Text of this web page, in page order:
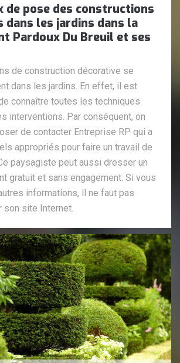
de pose des constructions
dans les jardins dans la
Pardoux Du Breuil et ses
de construction décorative se
dans les jardins. En effet, il est
connaître toutes les techniques
interventions. Par conséquent, on
de contacter Entreprise RP qui a
appropriés pour faire un travail de
paysagiste peut aussi dresser un
gratuit et sans engagement. Si vous
informations, il ne faut pas
site Internet.